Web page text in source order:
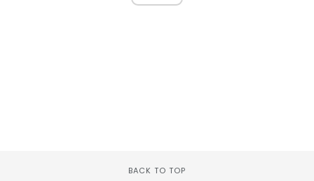
BACK TO TOP